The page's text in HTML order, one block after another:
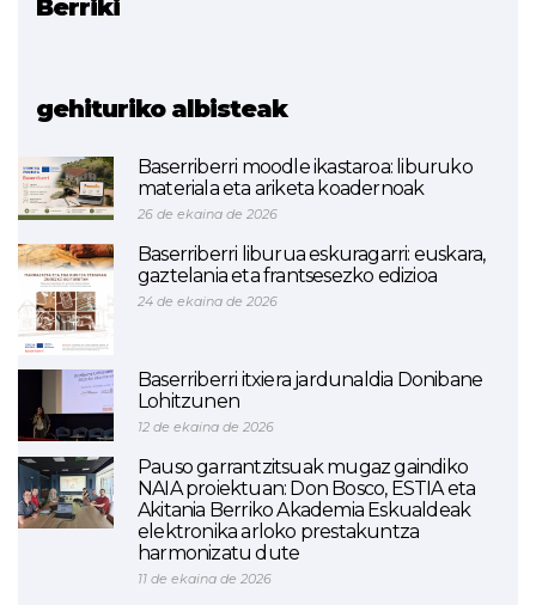
Berriki
gehituriko albisteak
Baserriberri moodle ikastaroa: liburuko
materiala eta ariketa koadernoak
26 de ekaina de 2026
Baserriberri liburua eskuragarri: euskara,
gaztelania eta frantsesezko edizioa
24 de ekaina de 2026
Baserriberri itxiera jardunaldia Donibane
Lohitzunen
12 de ekaina de 2026
Pauso garrantzitsuak mugaz gaindiko
NAIA proiektuan: Don Bosco, ESTIA eta
Akitania Berriko Akademia Eskualdeak
elektronika arloko prestakuntza
harmonizatu dute
11 de ekaina de 2026